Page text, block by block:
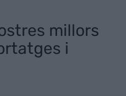
millors
i